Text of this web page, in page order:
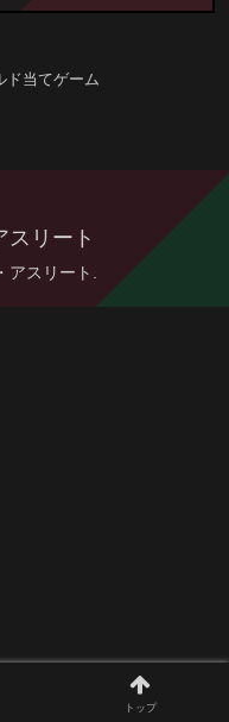
ド当てゲーム
スリート
スリート.
トップ